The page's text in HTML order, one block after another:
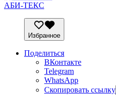
АБИ-ТЕКС
Избранное
Поделиться
ВКонтакте
Telegram
WhatsApp
Скопировать ссылку